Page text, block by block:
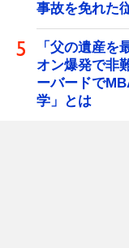
事故を免れた
「父の遺産
オン爆発で非
ーバードで
学」とは